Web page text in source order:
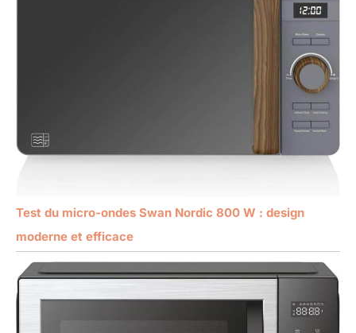
Test du micro-ondes Swan Nordic 800 W : design
moderne et efficace